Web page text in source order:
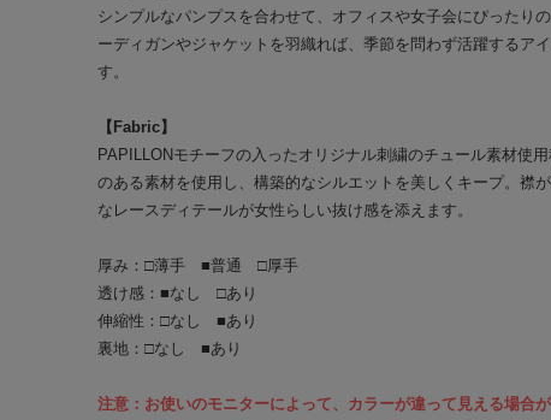
シンプルなパンプスを合わせて、オフィスや女子会にぴったり
ーディガンやジャケットを羽織れば、季節を問わず活躍するア
す。
【Fabric】
PAPILLONモチーフの入ったオリジナル刺繍のチュール素材使
のある素材を使用し、構築的なシルエットを美しくキープ。襟
なレースディテールが女性らしい抜け感を添えます。
厚み：□薄手 ■普通 □厚手
透け感：■なし □あり
伸縮性：□なし ■あり
裏地：□なし ■あり
注意：お使いのモニターによって、カラーが違って見える場合が